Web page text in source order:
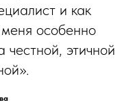
и как
особенно
этичной